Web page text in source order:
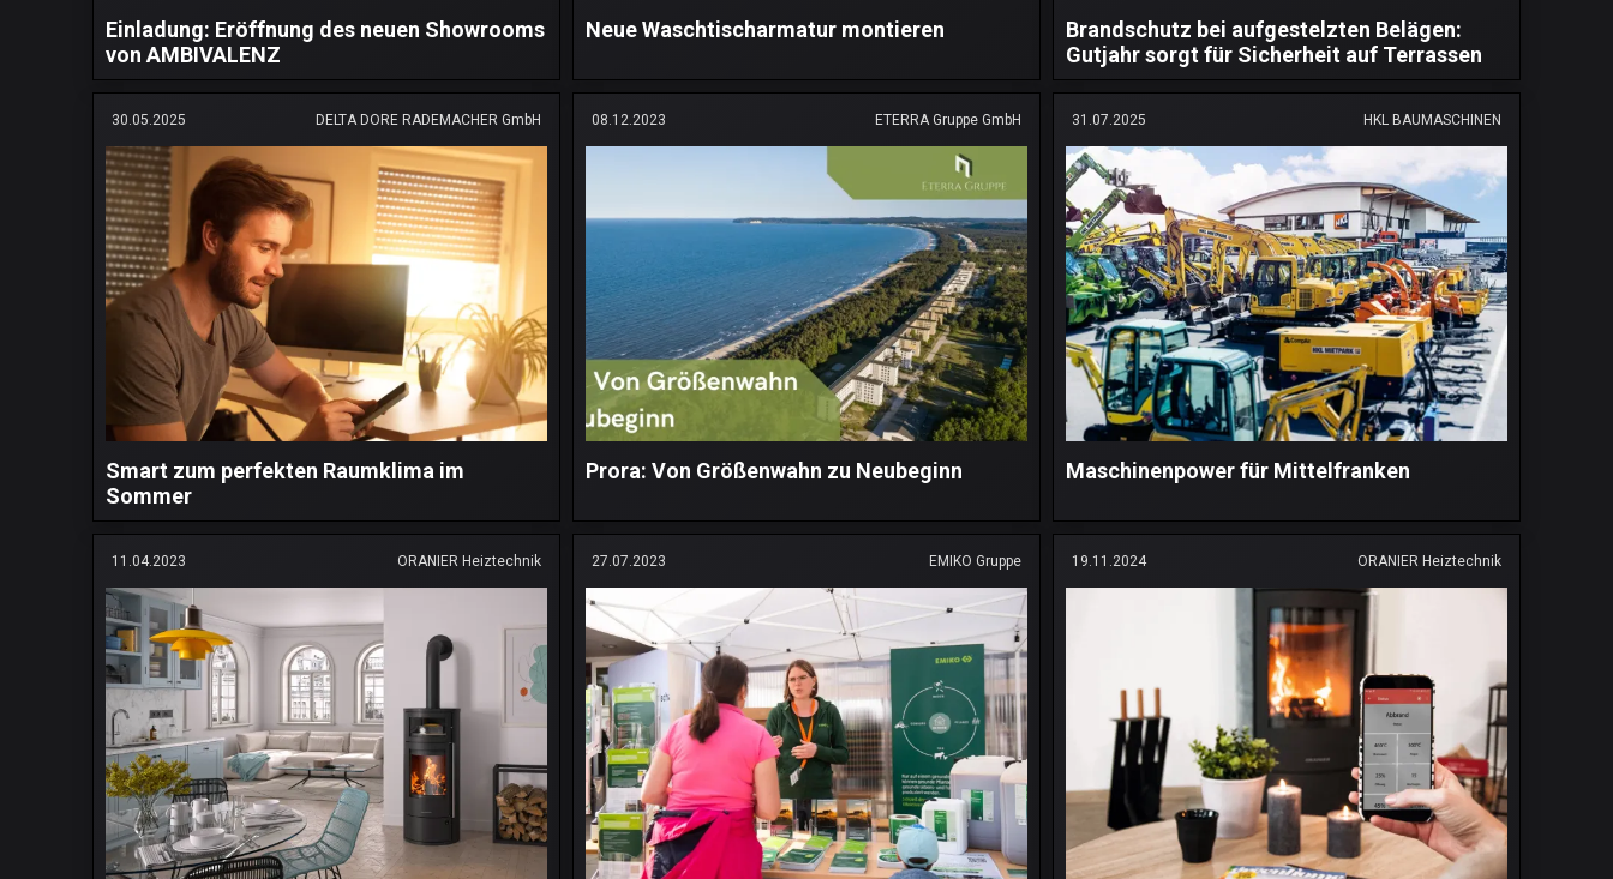
Einladung: Eröffnung des neuen Showrooms
von AMBIVALENZ
Neue Waschtischarmatur montieren
Brandschutz bei aufgestelzten Belägen:
Gutjahr sorgt für Sicherheit auf Terrassen
30.05.2025 DELTA DORE RADEMACHER GmbH
Smart zum perfekten Raumklima im
Sommer
08.12.2023 ETERRA Gruppe GmbH
Prora: Von Größenwahn zu Neubeginn
31.07.2025 HKL BAUMASCHINEN
Maschinenpower für Mittelfranken
11.04.2023 ORANIER Heiztechnik 27.07.2023 EMIKO Gruppe 19.11.2024 ORANIER Heiztechnik